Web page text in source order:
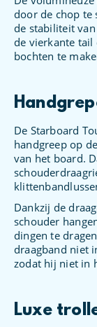
door de chop te
de stabiliteit
de vierkante
bochten te
De Starboard
handgreep op
van het board.
Dankzij de
schouder
dingen te
draagband niet
zodat hij niet in
Luxe